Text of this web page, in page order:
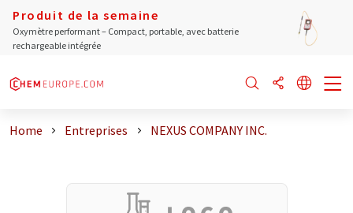
Produit de la semaine
Oxymètre performant – Compact, portable, avec batterie
rechargeable intégrée
Home Entreprises NEXUS COMPANY INC.